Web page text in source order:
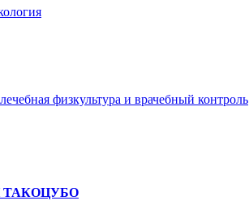
физкультура и врачебный контроль